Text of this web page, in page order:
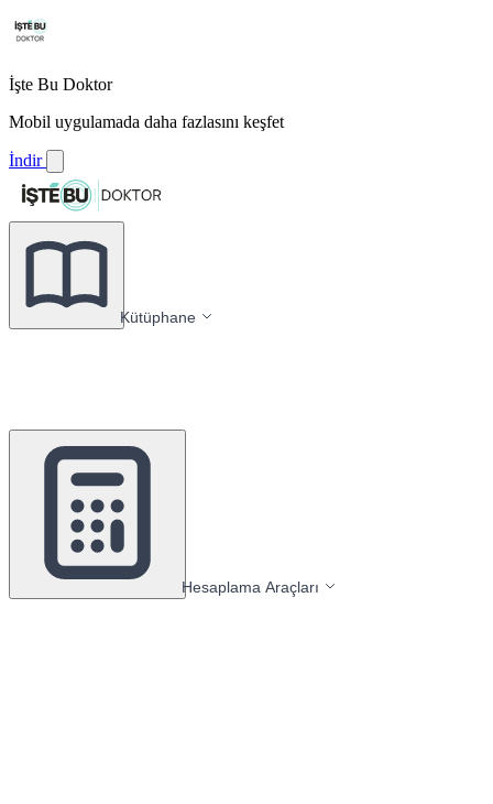
İşte Bu Doktor
Mobil uygulamada daha fazlasını keşfet
İndir
Kütüphane
Hesaplama Araçları